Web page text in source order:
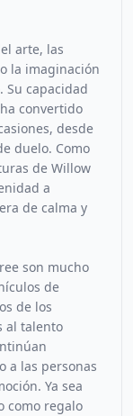
arte, las
la imaginación
Su capacidad
convertido
desde
duelo. Como
de Willow
a
de calma y
son mucho
de
de los
al talento
a las personas
Ya sea
como regalo